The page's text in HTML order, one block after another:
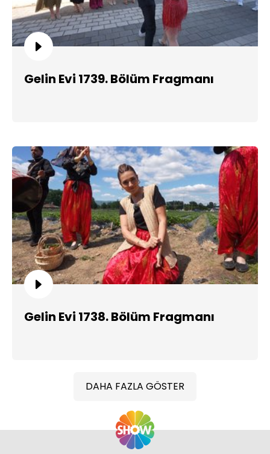
Gelin Evi 1739. Bölüm Fragmanı
Gelin Evi 1738. Bölüm Fragmanı
DAHA FAZLA GÖSTER